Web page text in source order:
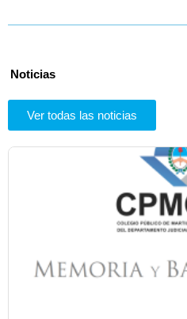
o
r
Noticias
Ver todas las noticias